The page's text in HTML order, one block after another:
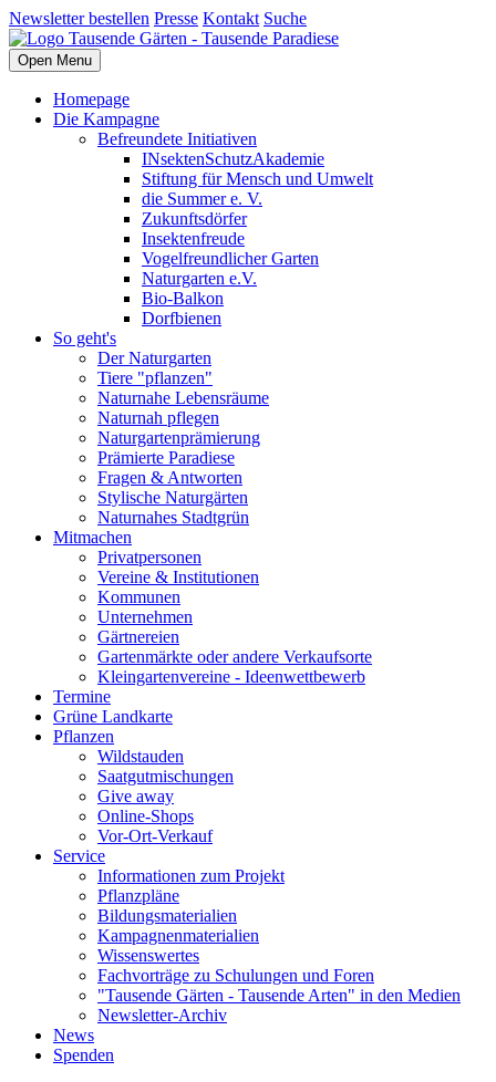
Newsletter bestellen Presse Kontakt Suche
Open Menu
Homepage
Die Kampagne
Befreundete Initiativen
INsektenSchutzAkademie
Stiftung für Mensch und Umwelt
die Summer e. V.
Zukunftsdörfer
Insektenfreude
Vogelfreundlicher Garten
Naturgarten e.V.
Bio-Balkon
Dorfbienen
So geht's
Der Naturgarten
Tiere "pflanzen"
Naturnahe Lebensräume
Naturnah pflegen
Naturgartenprämierung
Prämierte Paradiese
Fragen & Antworten
Stylische Naturgärten
Naturnahes Stadtgrün
Mitmachen
Privatpersonen
Vereine & Institutionen
Kommunen
Unternehmen
Gärtnereien
Gartenmärkte oder andere Verkaufsorte
Kleingartenvereine - Ideenwettbewerb
Termine
Grüne Landkarte
Pflanzen
Wildstauden
Saatgutmischungen
Give away
Online-Shops
Vor-Ort-Verkauf
Service
Informationen zum Projekt
Pflanzpläne
Bildungsmaterialien
Kampagnenmaterialien
Wissenswertes
Fachvorträge zu Schulungen und Foren
"Tausende Gärten - Tausende Arten" in den Medien
Newsletter-Archiv
News
Spenden